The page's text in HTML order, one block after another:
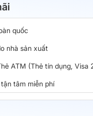
quốc
nhà sản xuất
ATM (Thẻ tín dụng, Visa
tâm miễn phí